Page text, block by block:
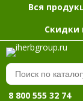
Вся
Скидки
8 800 555 32 74